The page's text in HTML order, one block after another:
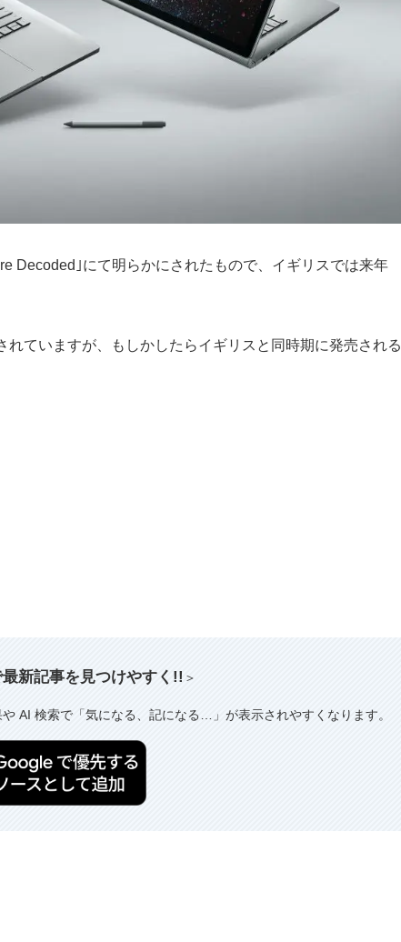
Decoded｣にて明らかにされたもので、イギリスでは来年
ていますが、もしかしたらイギリスと同時期に発売される
新記事を見つけやすく!! ＞
AI 検索で「気になる、記になる…」が表示されやすくなります。